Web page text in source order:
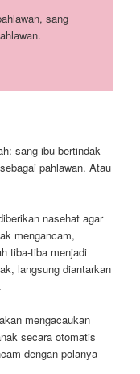
sang
sang ibu bertindak
pahlawan. Atau
nasehat agar
mengancam,
tiba-tiba menjadi
langsung diantarkan
mengacaukan
secara otomatis
dengan polanya